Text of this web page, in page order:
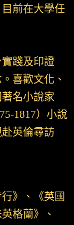
前在大學任
踐及印證
喜歡文化、
名小說家
1817）小說
英倫尋訪
》、《英國
格蘭》、